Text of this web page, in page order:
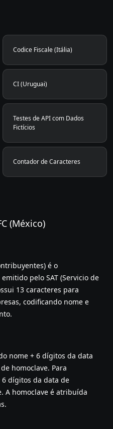
Codice Fiscale (Itália)
CI (Uruguai)
Testes de API com Dados
Fictícios
Contador de Caracteres
(México)
é o
pelo SAT (Servicio de
13 caracteres para
codificando nome e
nome + 6 dígitos da data
homoclave. Para
dígitos da data de
A homoclave é atribuída